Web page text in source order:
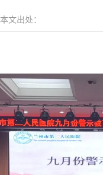
本文出处：